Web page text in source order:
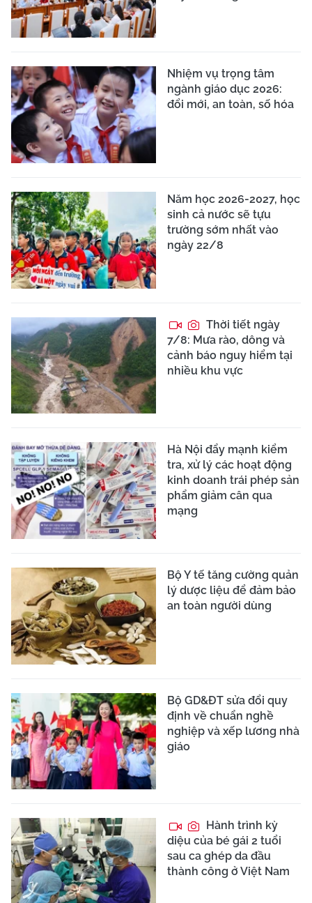
Nhiệm vụ trọng tâm
ngành giáo dục 2026:
đổi mới, an toàn, số hóa
Năm học 2026-2027, học
sinh cả nước sẽ tựu
trường sớm nhất vào
ngày 22/8
Thời tiết ngày
7/8: Mưa rào, dông và
cảnh báo nguy hiểm tại
nhiều khu vực
Hà Nội đẩy mạnh kiểm
tra, xử lý các hoạt động
kinh doanh trái phép sản
phẩm giảm cân qua
mạng
Bộ Y tế tăng cường quản
lý dược liệu để đảm bảo
an toàn người dùng
Bộ GD&ĐT sửa đổi quy
định về chuẩn nghề
nghiệp và xếp lương nhà
giáo
Hành trình kỳ
diệu của bé gái 2 tuổi
sau ca ghép da đầu
thành công ở Việt Nam